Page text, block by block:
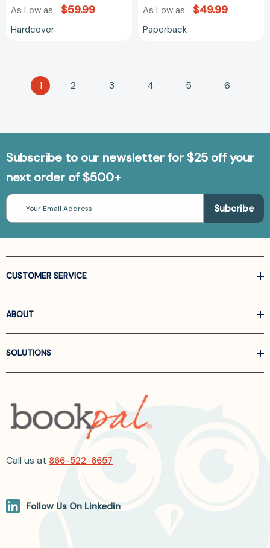
As Low as $59.99
Hardcover
As Low as $49.99
Paperback
1 2 3 4 5 6
Subscribe to our newsletter for $25 off your
next order of $500+
Email
Address
CUSTOMER SERVICE
ABOUT
SOLUTIONS
Call us at 866-522-6657
Follow Us On Linkedin